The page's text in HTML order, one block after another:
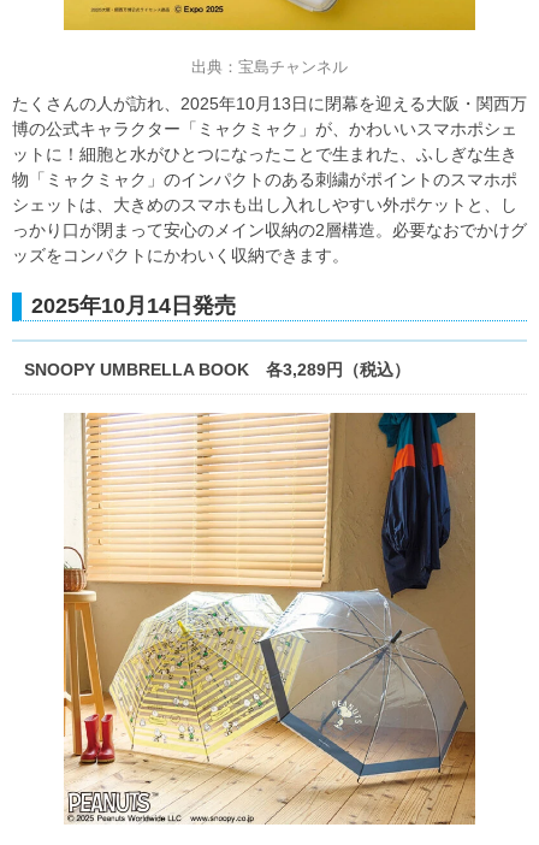
出典：宝島チャンネル
たくさんの人が訪れ、2025年10月13日に閉幕を迎える大阪・関西万
博の公式キャラクター「ミャクミャク」が、かわいいスマホポシェ
ットに！細胞と水がひとつになったことで生まれた、ふしぎな生き
物「ミャクミャク」のインパクトのある刺繍がポイントのスマホポ
シェットは、大きめのスマホも出し入れしやすい外ポケットと、し
っかり口が閉まって安心のメイン収納の2層構造。必要なおでかけグ
ッズをコンパクトにかわいく収納できます。
2025年10月14日発売
SNOOPY UMBRELLA BOOK 各3,289円（税込）